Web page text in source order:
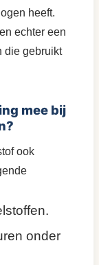
heeft.
echter een
die gebruikt
mee bij
ook
onder